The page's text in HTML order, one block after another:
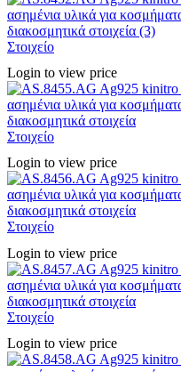
Στοιχείο
Login to view price
Στοιχείο
Login to view price
Στοιχείο
Login to view price
Στοιχείο
Login to view price